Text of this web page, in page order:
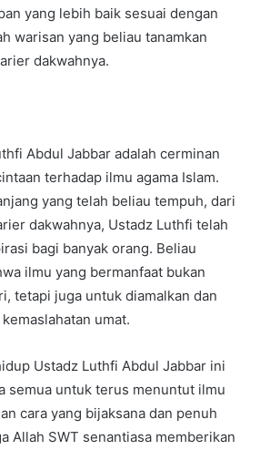
yang lebih baik sesuai dengan
warisan yang beliau tanamkan
dakwahnya.
Abdul Jabbar adalah cerminan
terhadap ilmu agama Islam.
yang telah beliau tempuh, dari
dakwahnya, Ustadz Luthfi telah
bagi banyak orang. Beliau
ilmu yang bermanfaat bukan
tetapi juga untuk diamalkan dan
umat.
Ustadz Luthfi Abdul Jabbar ini
semua untuk terus menuntut ilmu
cara yang bijaksana dan penuh
Allah SWT senantiasa memberikan